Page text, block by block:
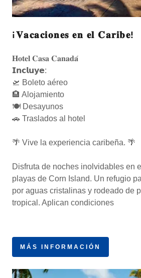
¡𝐕𝐚𝐜𝐚𝐜𝐢𝐨𝐧𝐞𝐬 𝐞𝐧 𝐞𝐥 𝐂𝐚𝐫𝐢𝐛𝐞!
𝐇𝐨𝐭𝐞𝐥 𝐂𝐚𝐬𝐚 𝐂𝐚𝐧𝐚𝐝𝐚́
𝗜𝗻𝗰𝗹𝘂𝘆𝗲:
🛫 Boleto aéreo
🏨 Alojamiento
🍽 Desayunos
🚗 Traslados al hotel
🌴 Vive la experiencia caribeña. 🌴
Disfruta de noches inolvidables en
playas de Corn Island. Un refugio
por aguas cristalinas y rodeado de
tropical. Aplican condiciones
MÁS INFORMACIÓN